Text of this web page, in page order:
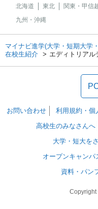
北海道 東北 関東・甲信
九州・沖縄
マイナビ進学(大学・短期大学
在校生紹介
エディトリアル
お問い合わせ 利用規約・個
高校生のみなさんへ
大学・短大を
オープンキャンパ
資料・パン